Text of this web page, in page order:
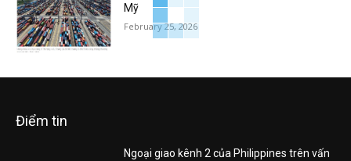
Mỹ
February 25, 2026
Điểm tin
Ngoại giao kênh 2 của Philippines trên vấn